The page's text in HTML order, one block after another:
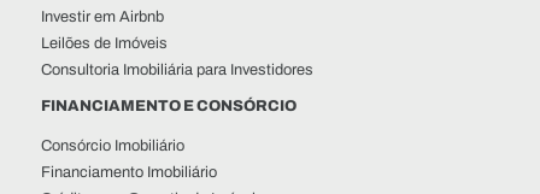
Investir em Airbnb
Leilões de Imóveis
Consultoria Imobiliária para Investidores
FINANCIAMENTO E CONSÓRCIO
Consórcio Imobiliário
Financiamento Imobiliário